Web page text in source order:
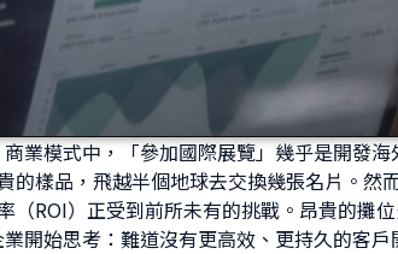
業模式中，「參加國際展覽」幾乎是開發
的樣品，飛越半個地球去交換幾張名片。然
（ROI）正受到前所未有的挑戰。昂貴的攤
開始思考：難道沒有更高效、更持久的客戶